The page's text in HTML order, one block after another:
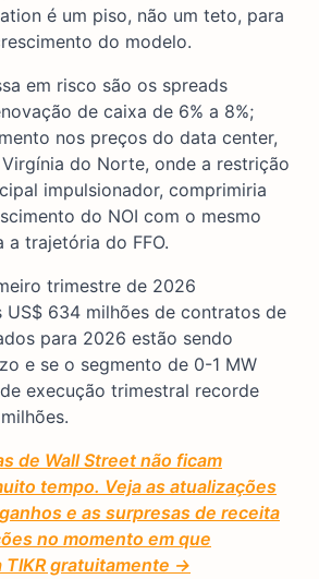
é um piso, não um teto, para
do modelo.
em risco são os spreads
de caixa de 6% a 8%;
nos preços do data center,
do Norte, onde a restrição
impulsionador, comprimiria
do NOI com o mesmo
trajetória do FFO.
trimestre de 2026
US$ 634 milhões de contratos de
para 2026 estão sendo
e se o segmento de 0-1 MW
execução trimestral recorde
de Wall Street não ficam
tempo. Veja as atualizações
e as surpresas de receita
no momento em que
TIKR gratuitamente →